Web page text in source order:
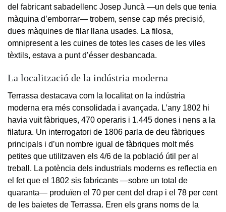
del fabricant sabadellenc Josep Juncà —un dels que tenia
màquina d’emborrar— trobem, sense cap més precisió,
dues màquines de filar llana usades. La filosa,
omnipresent a les cuines de totes les cases de les viles
tèxtils, estava a punt d’ésser desbancada.
La localització de la indústria moderna
Terrassa destacava com la localitat on la indústria
moderna era més consolidada i avançada. L’any 1802 hi
havia vuit fàbriques, 470 operaris i 1.445 dones i nens a la
filatura. Un interrogatori de 1806 parla de deu fàbriques
principals i d’un nombre igual de fàbriques molt més
petites que utilitzaven els 4/6 de la població útil per al
treball. La potència dels industrials moderns es reflectia en
el fet que el 1802 sis fabricants —sobre un total de
quaranta— produïen el 70 per cent del drap i el 78 per cent
de les baietes de Terrassa. Eren els grans noms de la